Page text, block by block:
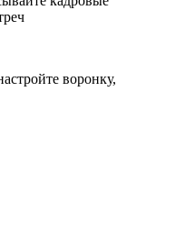
воронку,